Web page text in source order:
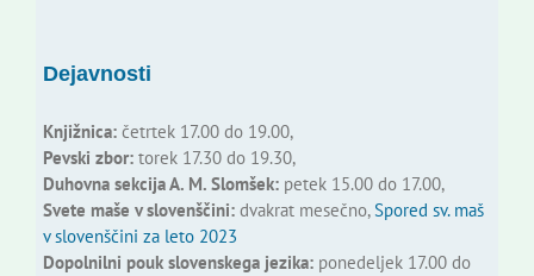
Dejavnosti
Knjižnica:četrtek 17.00 do 19.00,
Pevski zbor:torek 17.30 do 19.30,
Duhovna sekcija A. M. Slomšek:petek 15.00 do 17.00,
Svete maše v slovenščini:dvakrat mesečno,Spored sv. maš
v slovenščini za leto 2023
Dopolnilni pouk slovenskega jezika:ponedeljek 17.00 do